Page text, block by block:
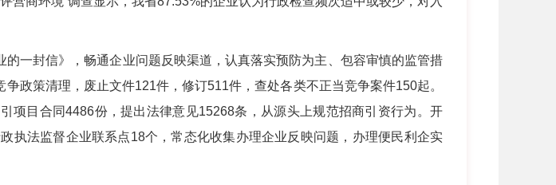
封信》，畅通企业问题反映渠道，认真落实预防为主、包容审慎的监管措
政策清理，废止文件121件，修订511件，查处各类不正当竞争案件150起。
项目合同4486份，提出法律意见15268条，从源头上规范招商引资行为。开
执法监督企业联系点18个，常态化收集办理企业反映问题，办理便民利企实